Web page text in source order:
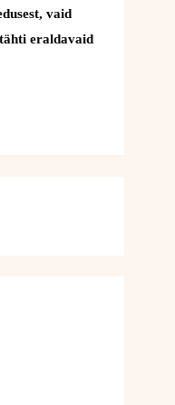
vaid
eraldavaid